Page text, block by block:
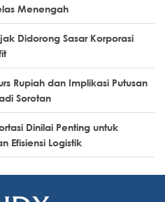
Menengah
Didorong Sasar Korporasi
Rupiah dan Implikasi Putusan
Sorotan
Dinilai Penting untuk
Efisiensi Logistik